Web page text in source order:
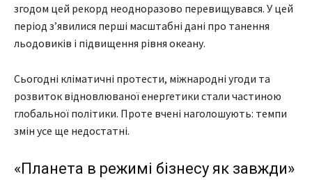
згодом цей рекорд неодноразово перевищувався. У цей
період з’явилися перші масштабні дані про танення
льодовиків і підвищення рівня океану.
Сьогодні кліматичні протести, міжнародні угоди та
розвиток відновлюваної енергетики стали частиною
глобальної політики. Проте вчені наголошують: темпи
змін усе ще недостатні.
«Планета в режимі бізнесу як завжди»